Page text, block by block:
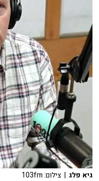
גיא פלג | צילום: 103fm